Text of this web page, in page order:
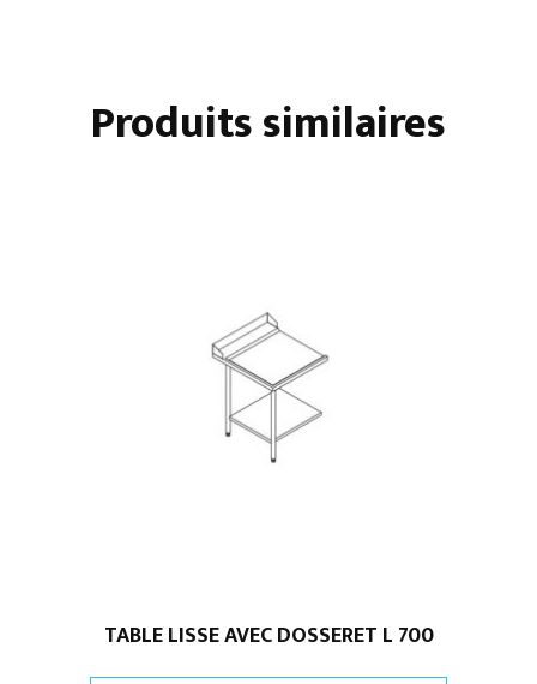
Produits similaires
TABLE LISSE AVEC DOSSERET L 700